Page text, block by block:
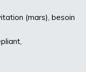
(mars), besoin